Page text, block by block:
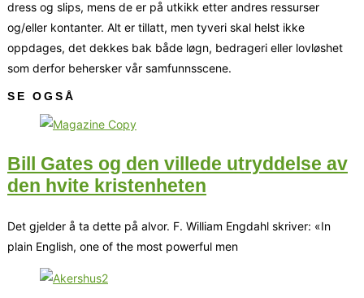
dress og slips, mens de er på utkikk etter andres ressurser
og/eller kontanter. Alt er tillatt, men tyveri skal helst ikke
oppdages, det dekkes bak både løgn, bedrageri eller lovløshet
som derfor behersker vår samfunnsscene.
SE OGSÅ
Bill Gates og den villede utryddelse av
den hvite kristenheten
Det gjelder å ta dette på alvor. F. William Engdahl skriver: «In
plain English, one of the most powerful men